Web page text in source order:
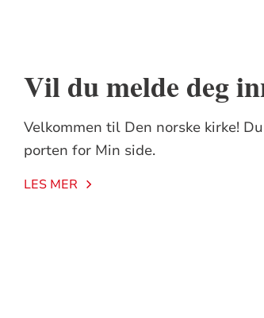
Vil du melde deg
Velkommen til Den norske kirke!
porten for Min side.
LES MER